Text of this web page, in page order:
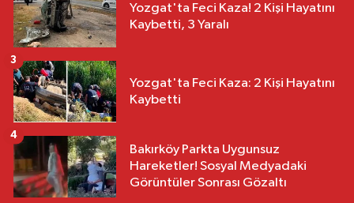
Yozgat'ta Feci Kaza! 2 Kişi Hayatını
Kaybetti, 3 Yaralı
Yozgat'ta Feci Kaza: 2 Kişi Hayatını
Kaybetti
3
Bakırköy Parkta Uygunsuz
Hareketler! Sosyal Medyadaki
Görüntüler Sonrası Gözaltı
4